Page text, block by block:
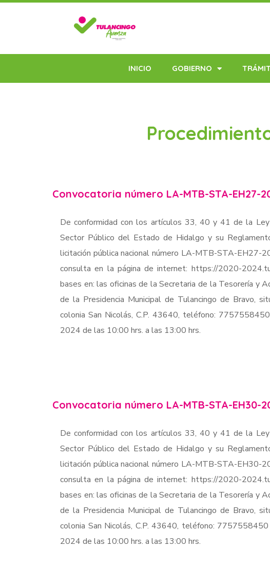
INICIO GOBIERNO
Convocatoria número LA-MTB-STA-EH27-
De conformidad con los artículos 33, 40 y 41 de la
Sector Público del Estado de Hidalgo y su
licitación pública nacional número LA-MTB-STA-EH27-
consulta en la página de internet: https://2020-
bases en: las oficinas de la Secretaria de la Tesorería y
de la Presidencia Municipal de Tulancingo de Bravo,
colonia San Nicolás, C.P. 43640, teléfono:
2024 de las 10:00 hrs. a las 13:00 hrs.
Convocatoria número LA-MTB-STA-EH30-
De conformidad con los artículos 33, 40 y 41 de la
Sector Público del Estado de Hidalgo y su
licitación pública nacional número LA-MTB-STA-EH30-
consulta en la página de internet: https://2020-
bases en: las oficinas de la Secretaria de la Tesorería y
de la Presidencia Municipal de Tulancingo de Bravo,
colonia San Nicolás, C.P. 43640, teléfono:
2024 de las 10:00 hrs. a las 13:00 hrs.